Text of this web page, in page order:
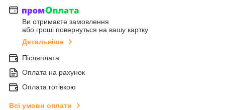
Ви отримаєте замовлення
або гроші повернуться на вашу картку
Детальніше
Післяплата
Оплата на рахунок
Оплата готівкою
Всі умови оплати